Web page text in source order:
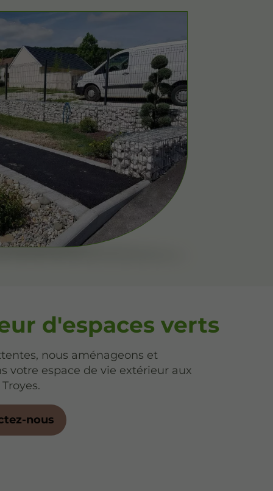
d'espaces verts
nous aménageons et
votre espace de vie extérieur aux
nous